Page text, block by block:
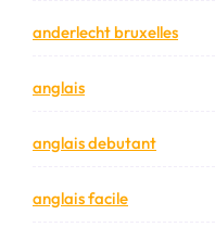
anderlecht bruxelles
anglais
anglais debutant
anglais facile